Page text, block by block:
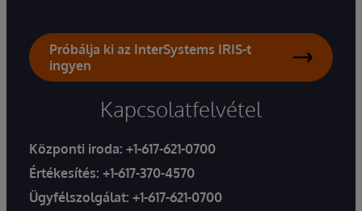
Próbálja ki az InterSystems IRIS-t
ingyen
Kapcsolatfelvétel
Központi iroda: +1-617-621-0700
Értékesítés: +1-617-370-4570
Ügyfélszolgálat: +1-617-621-0700